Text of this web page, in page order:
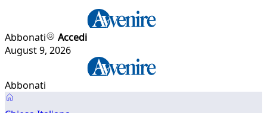
Abbonati
Accedi
August 9, 2026
Abbonati